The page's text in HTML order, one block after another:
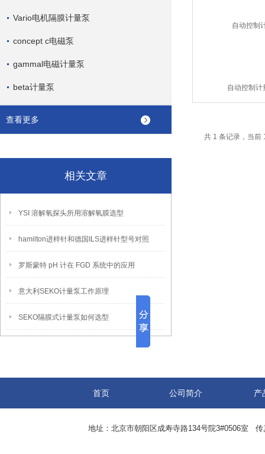
Vario电机隔膜计量泵
concept c电磁泵
gammal电磁计量泵
beta计量泵
查看更多
相关文章
YSI 溶解氧探头所用溶解氧膜选型
hamilton进样针和德国ILS进样针型号对照
罗斯蒙特 pH 计在 FGD 系统中的应用
意大利SEKO计量泵工作原理
SEKO隔膜式计量泵如何选型
自动控制计
共 1 条记录，当
首页 公司简介 产
地址：北京市朝阳区成寿寺路134号院3#0506室